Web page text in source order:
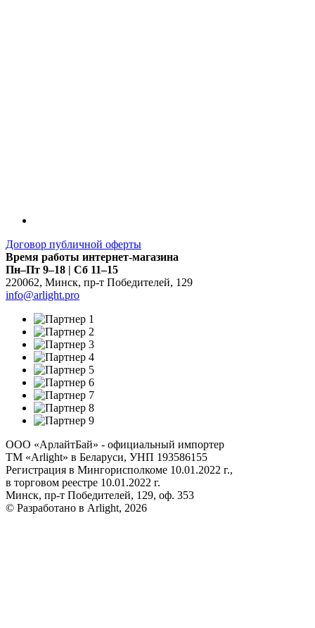
Договор публичной оферты
Время работы интернет-магазина
Пн–Пт 9–18 | Сб 11–15
220062, Минск, пр-т Победителей, 129
info@arlight.pro
ООО «АрлайтБай» - официальный импортер
ТМ «Arlight» в Беларуси, УНП 193586155
Регистрация в Мингорисполкоме 10.01.2022 г.,
в торговом реестре 10.01.2022 г.
Минск, пр-т Победителей, 129, оф. 353
© Разработано в Arlight, 2026